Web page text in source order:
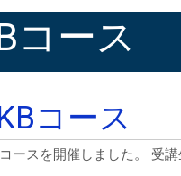
コース
コース
ースを開催しました。 受